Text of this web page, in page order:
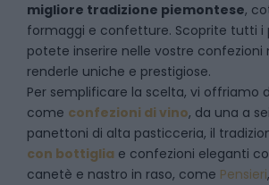
migliore tradizione piemontese,
formaggi e confetture. Scoprite tutti i
potete inserire nelle vostre confezioni
renderle uniche e prestigiose.
Per semplificare la scelta, vi offriamo
come confezioni di vino, da una a
panettoni di alta pasticceria, il
con bottiglia e confezioni eleganti
canetè e nastro in raso, come Pensieri,